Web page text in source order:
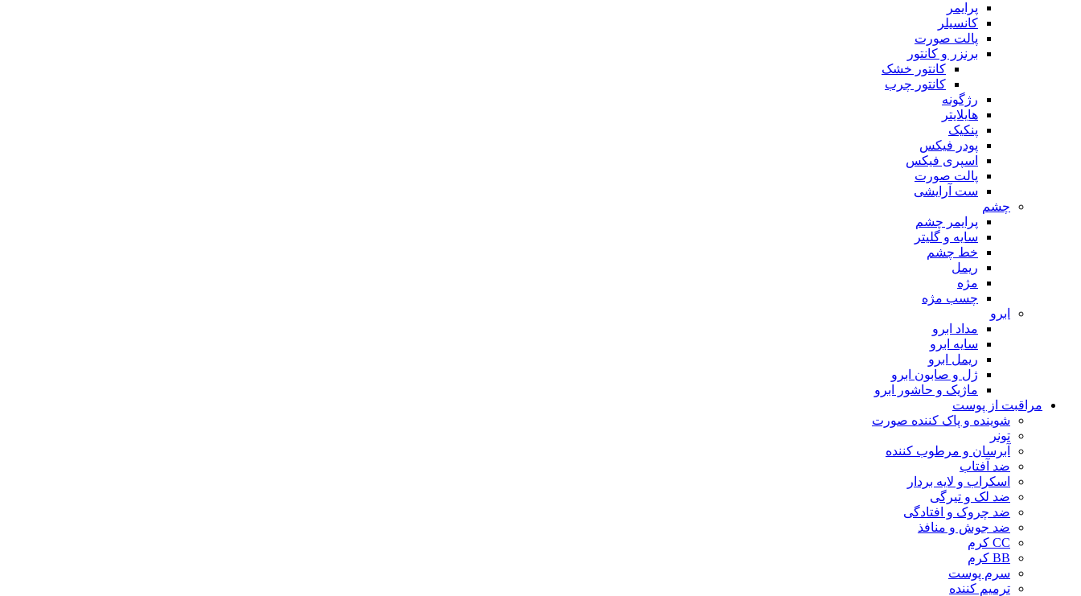
پرایمر
کانسیلر
پالت صورت
برنزر و کانتور
کانتور خشک
کانتور چرب
رژگونه
هایلایتر
پنکیک
پودر فیکس
اسپری فیکس
پالت صورت
ست آرایشی
چشم
پرایمر چشم
سایه و گلیتر
خط چشم
ریمل
مژه
چسب مژه
ابرو
مداد ابرو
سایه ابرو
ریمل ابرو
ژل و صابون ابرو
ماژیک و حاشور ابرو
مراقبت از پوست
شوینده و پاک کننده صورت
تونر
آبرسان و مرطوب کننده
ضد آفتاب
اسکراب و لایه بردار
ضد لک و تیرگی
ضد چروک و افتادگی
ضد جوش و منافذ
CC کرم
BB کرم
سرم پوست
ترمیم کننده